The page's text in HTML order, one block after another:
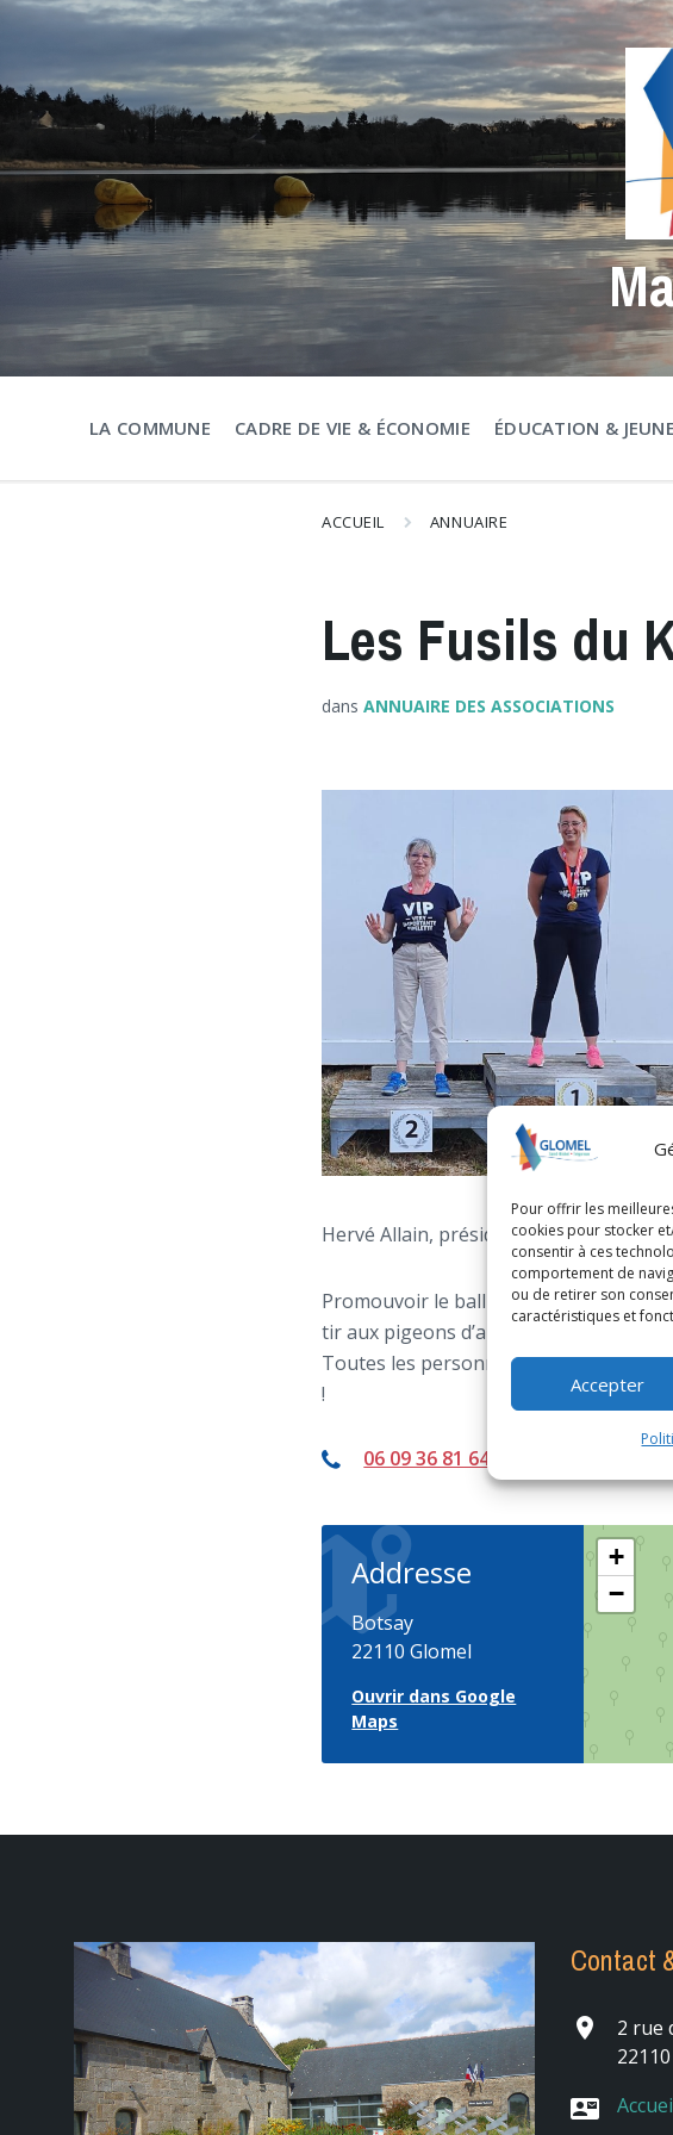
Pour offrir les
cookies pour stocker
consentir à ces
comportement de
ou de retirer son
caractéristiques et
Accepter
Aller
Passer
navigation
principale
Passer
page
LA COMMUNE CADRE DE VIE & ÉCONOMIE ÉDUCATION &
ACCUEIL ANNUAIRE
Les Fusils du
dansANNUAIRE DES ASSOCIATIONS
Hervé Allain, président
Promouvoir le ball-trap et sa
tir aux pigeons d’argiles.
Toutes les personnes intéressées,
!
06 09 36 81 64
Addresse
Botsay
22110 Glomel
Ouvrir dans Google
Maps
+
−
Contact
place
2 rue
contact_mail